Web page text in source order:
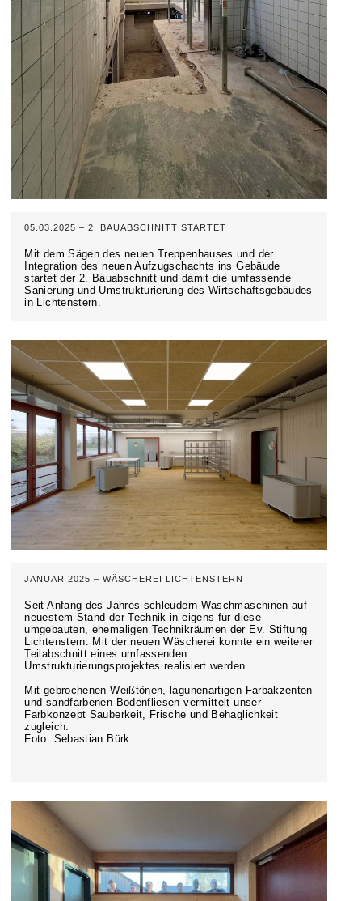
05.03.2025 – 2. BAUABSCHNITT STARTET
Mit dem Sägen des neuen Treppenhauses und der
Integration des neuen Aufzugschachts ins Gebäude
startet der 2. Bauabschnitt und damit die umfassende
Sanierung und Umstrukturierung des Wirtschaftsgebäudes
in Lichtenstern.
JANUAR 2025 – WÄSCHEREI LICHTENSTERN
Seit Anfang des Jahres schleudern Waschmaschinen auf
neuestem Stand der Technik in eigens für diese
umgebauten, ehemaligen Technikräumen der Ev. Stiftung
Lichtenstern. Mit der neuen Wäscherei konnte ein weiterer
Teilabschnitt eines umfassenden
Umstrukturierungsprojektes realisiert werden.
Mit gebrochenen Weißtönen, lagunenartigen Farbakzenten
und sandfarbenen Bodenfliesen vermittelt unser
Farbkonzept Sauberkeit, Frische und Behaglichkeit
zugleich.
Foto: Sebastian Bürk